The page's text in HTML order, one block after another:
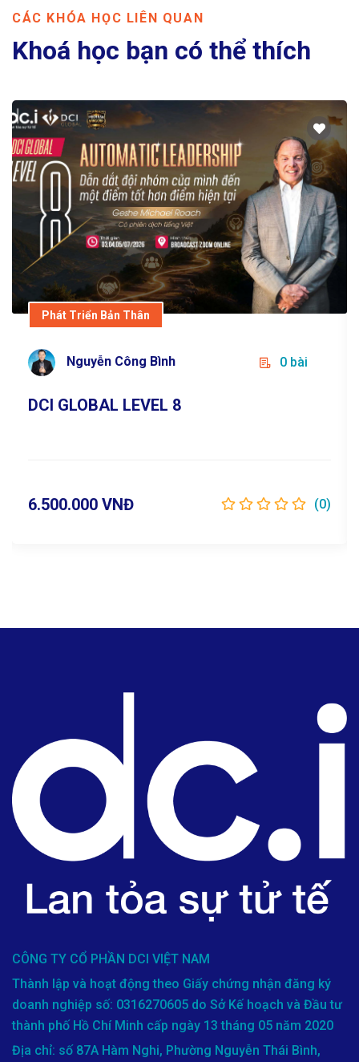
CÁC KHÓA HỌC LIÊN QUAN
Khoá học bạn có thể thích
Phát Triển Bản Thân
Nguyễn Công Bình 0 bài
DCI GLOBAL LEVEL 8
6.500.000 VNĐ (0)
Phát Triển Bản Thân
DCI GLOBAL LEVEL 8
6.500.000 VNĐ
Nguyễn Công Bình 0 bài
Chi tiết
CÔNG TY CỔ PHẦN DCI VIỆT NAM
Thành lập và hoạt động theo Giấy chứng nhận đăng ký
doanh nghiệp số: 0316270605 do Sở Kế hoạch và Đầu tư
thành phố Hồ Chí Minh cấp ngày 13 tháng 05 năm 2020
Địa chỉ: số 87A Hàm Nghi, Phường Nguyễn Thái Bình,